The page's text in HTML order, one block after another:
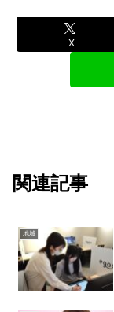
X
関連記事
地域